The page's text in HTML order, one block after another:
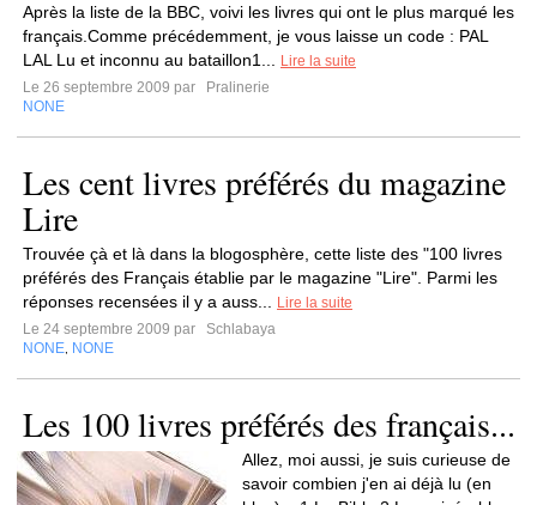
Après la liste de la BBC, voivi les livres qui ont le plus marqué les
français.Comme précédemment, je vous laisse un code : PAL
LAL Lu et inconnu au bataillon1...
Lire la suite
Le 26 septembre 2009 par
Pralinerie
NONE
Les cent livres préférés du magazine
Lire
Trouvée çà et là dans la blogosphère, cette liste des "100 livres
préférés des Français établie par le magazine "Lire". Parmi les
réponses recensées il y a auss...
Lire la suite
Le 24 septembre 2009 par
Schlabaya
NONE NONE
Les 100 livres préférés des français...
Allez, moi aussi, je suis curieuse de
savoir combien j'en ai déjà lu (en